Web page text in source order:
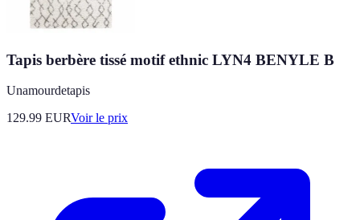
Tapis berbère tissé motif ethnic LYN4 BENYLE B
Unamourdetapis
129.99 EURVoir le prix